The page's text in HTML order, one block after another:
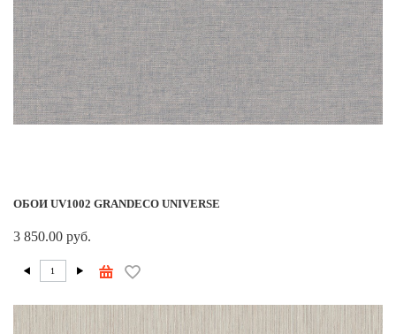
ОБОИ UV1002 GRANDECO UNIVERSE
3 850.00 руб.